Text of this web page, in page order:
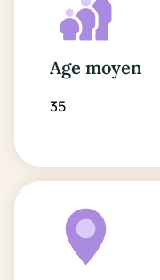
Age moyen
35